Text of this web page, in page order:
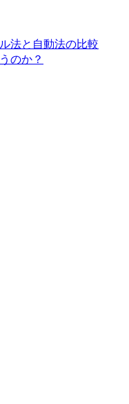
法と自動法の比較
のか？